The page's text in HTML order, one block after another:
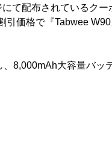
て配布されているクー
引価格で『Tabwee W90
8,000mAh大容量バッ